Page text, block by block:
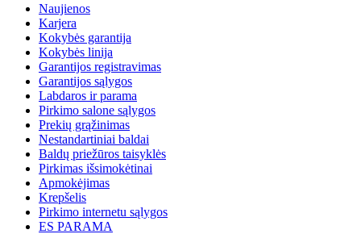
Naujienos
Karjera
Kokybės garantija
Kokybės linija
Garantijos registravimas
Garantijos sąlygos
Labdaros ir parama
Pirkimo salone sąlygos
Prekių grąžinimas
Nestandartiniai baldai
Baldų priežūros taisyklės
Pirkimas išsimokėtinai
Apmokėjimas
Krepšelis
Pirkimo internetu sąlygos
ES PARAMA